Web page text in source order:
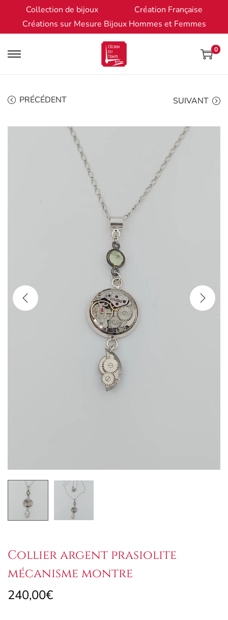
Collection de bijoux
Création Française
Créations sur Mesure Bijoux Hommes et Femmes
0
PRÉCÉDENT SUIVANT
Collier argent prasiolite
mécanisme montre
240,00€